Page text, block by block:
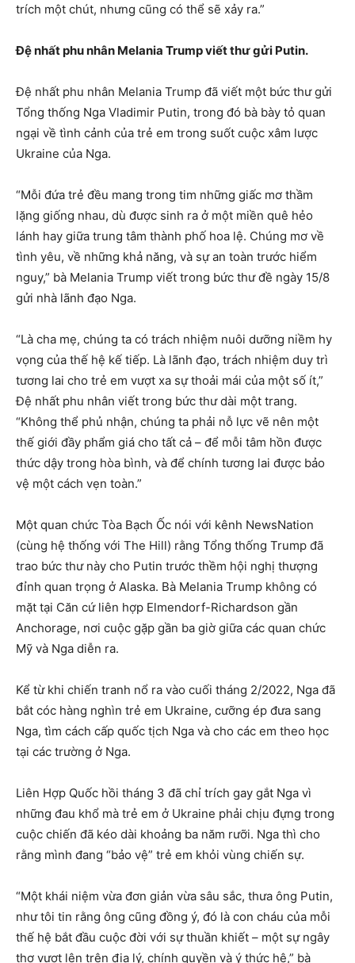
trích một chút, nhưng cũng có thể sẽ xảy ra.”
Đệ nhất phu nhân Melania Trump viết thư gửi Putin.
Đệ nhất phu nhân Melania Trump đã viết một bức thư gửi
Tổng thống Nga Vladimir Putin, trong đó bà bày tỏ quan
ngại về tình cảnh của trẻ em trong suốt cuộc xâm lược
Ukraine của Nga.
“Mỗi đứa trẻ đều mang trong tim những giấc mơ thầm
lặng giống nhau, dù được sinh ra ở một miền quê hẻo
lánh hay giữa trung tâm thành phố hoa lệ. Chúng mơ về
tình yêu, về những khả năng, và sự an toàn trước hiểm
nguy,” bà Melania Trump viết trong bức thư đề ngày 15/8
gửi nhà lãnh đạo Nga.
“Là cha mẹ, chúng ta có trách nhiệm nuôi dưỡng niềm hy
vọng của thế hệ kế tiếp. Là lãnh đạo, trách nhiệm duy trì
tương lai cho trẻ em vượt xa sự thoải mái của một số ít,”
Đệ nhất phu nhân viết trong bức thư dài một trang.
“Không thể phủ nhận, chúng ta phải nỗ lực vẽ nên một
thế giới đầy phẩm giá cho tất cả – để mỗi tâm hồn được
thức dậy trong hòa bình, và để chính tương lai được bảo
vệ một cách vẹn toàn.”
Một quan chức Tòa Bạch Ốc nói với kênh NewsNation
(cùng hệ thống với The Hill) rằng Tổng thống Trump đã
trao bức thư này cho Putin trước thềm hội nghị thượng
đỉnh quan trọng ở Alaska. Bà Melania Trump không có
mặt tại Căn cứ liên hợp Elmendorf-Richardson gần
Anchorage, nơi cuộc gặp gần ba giờ giữa các quan chức
Mỹ và Nga diễn ra.
Kể từ khi chiến tranh nổ ra vào cuối tháng 2/2022, Nga đã
bắt cóc hàng nghìn trẻ em Ukraine, cưỡng ép đưa sang
Nga, tìm cách cấp quốc tịch Nga và cho các em theo học
tại các trường ở Nga.
Liên Hợp Quốc hồi tháng 3 đã chỉ trích gay gắt Nga vì
những đau khổ mà trẻ em ở Ukraine phải chịu đựng trong
cuộc chiến đã kéo dài khoảng ba năm rưỡi. Nga thì cho
rằng mình đang “bảo vệ” trẻ em khỏi vùng chiến sự.
“Một khái niệm vừa đơn giản vừa sâu sắc, thưa ông Putin,
như tôi tin rằng ông cũng đồng ý, đó là con cháu của mỗi
thế hệ bắt đầu cuộc đời với sự thuần khiết – một sự ngây
thơ vượt lên trên địa lý, chính quyền và ý thức hệ,” bà